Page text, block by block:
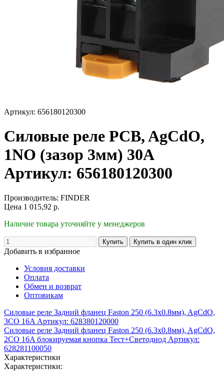
Артикул: 656180120300
Силовые реле PCB, AgCdO,
1NO (зазор 3мм) 30A
Артикул: 656180120300
Производитель: FINDER
Цена 1 015,92 р.
Наличие товара уточняйте у менеджеров
Добавить в избранное
Условия доставки
Оплата
Обмен и возврат
Оптовикам
Силовые реле Задний фланец Faston 250 (6.3x0.8мм), AgCdO,
3CO 16A Артикул: 628380120000
Силовые реле Задний фланец Faston 250 (6.3x0.8мм), AgCdO,
2CO 16A блокируемая кнопка Тест+Светодиод Артикул:
628281100050
Характеристики
Характеристики: